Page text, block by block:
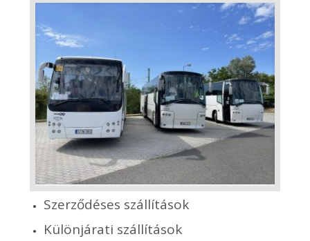
Szerződéses szállítások
Különjárati szállítások